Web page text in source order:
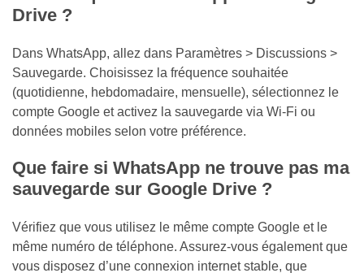
Drive ?
Dans WhatsApp, allez dans Paramètres > Discussions >
Sauvegarde. Choisissez la fréquence souhaitée
(quotidienne, hebdomadaire, mensuelle), sélectionnez le
compte Google et activez la sauvegarde via Wi-Fi ou
données mobiles selon votre préférence.
Que faire si WhatsApp ne trouve pas ma
sauvegarde sur Google Drive ?
Vérifiez que vous utilisez le même compte Google et le
même numéro de téléphone. Assurez-vous également que
vous disposez d’une connexion internet stable, que